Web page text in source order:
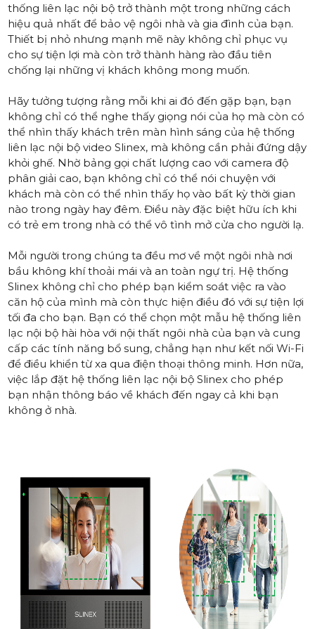
thống liên lạc nội bộ trở thành một trong những cách
hiệu quả nhất để bảo vệ ngôi nhà và gia đình của bạn.
Thiết bị nhỏ nhưng mạnh mẽ này không chỉ phục vụ
cho sự tiện lợi mà còn trở thành hàng rào đầu tiên
chống lại những vị khách không mong muốn.
Hãy tưởng tượng rằng mỗi khi ai đó đến gặp bạn, bạn
không chỉ có thể nghe thấy giọng nói của họ mà còn có
thể nhìn thấy khách trên màn hình sáng của hệ thống
liên lạc nội bộ video Slinex, mà không cần phải đứng dậy
khỏi ghế. Nhờ bảng gọi chất lượng cao với camera độ
phân giải cao, bạn không chỉ có thể nói chuyện với
khách mà còn có thể nhìn thấy họ vào bất kỳ thời gian
nào trong ngày hay đêm. Điều này đặc biệt hữu ích khi
có trẻ em trong nhà có thể vô tình mở cửa cho người lạ.
Mỗi người trong chúng ta đều mơ về một ngôi nhà nơi
bầu không khí thoải mái và an toàn ngự trị. Hệ thống
Slinex không chỉ cho phép bạn kiểm soát việc ra vào
căn hộ của mình mà còn thực hiện điều đó với sự tiện lợi
tối đa cho bạn. Bạn có thể chọn một mẫu hệ thống liên
lạc nội bộ hài hòa với nội thất ngôi nhà của bạn và cung
cấp các tính năng bổ sung, chẳng hạn như kết nối Wi-Fi
để điều khiển từ xa qua điện thoại thông minh. Hơn nữa,
việc lắp đặt hệ thống liên lạc nội bộ Slinex cho phép
bạn nhận thông báo về khách đến ngay cả khi bạn
không ở nhà.